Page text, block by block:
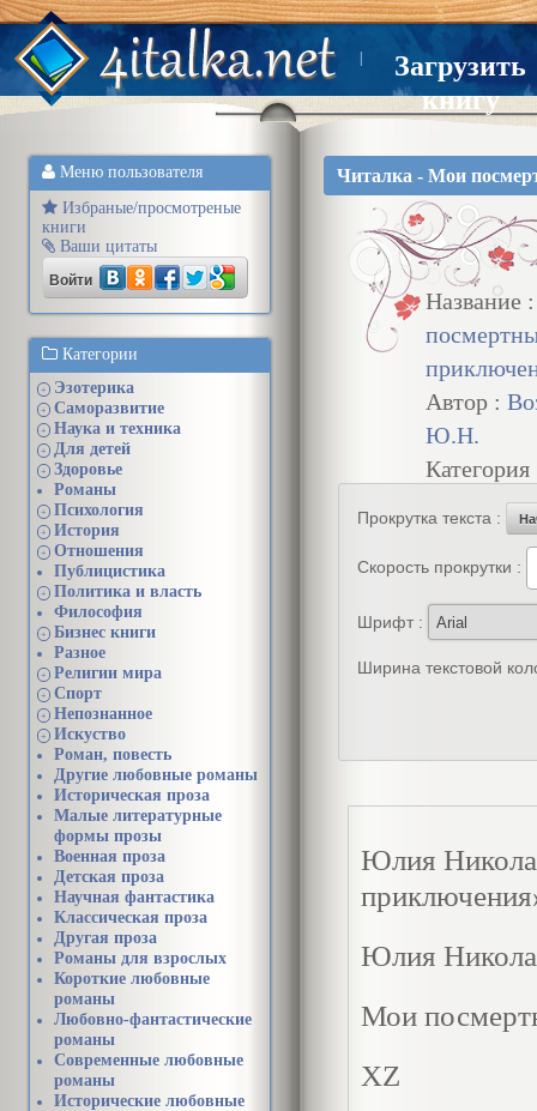
Загрузить
книгу
Меню пользователя
Избраные/просмотреные
книги
Ваши цитаты
Войти
Категории
+ Эзотерика
+ Саморазвитие
+ Наука и техника
+ Для детей
+
Здоровье
Романы
+ Психология
+ История
+
Отношения
Публицистика
+
Политика и власть
Философия
+
Бизнес книги
Разное
+ Религии мира
+ Спорт
+ Непознанное
+
Искуство
Роман, повесть
Другие любовные романы
Историческая проза
Малые литературные
формы прозы
Военная проза
Детская проза
Научная фантастика
Классическая проза
Другая проза
Романы для взрослых
Короткие любовные
романы
Любовно-фантастические
романы
Современные любовные
романы
Исторические любовные
Читалка - Мои
Название
Автор :
Ю.Н.
Прокрутка текста :
Скорость прокрутки :
Шрифт :
Ширина текстовой
Юлия
Юлия
Мои
XZ